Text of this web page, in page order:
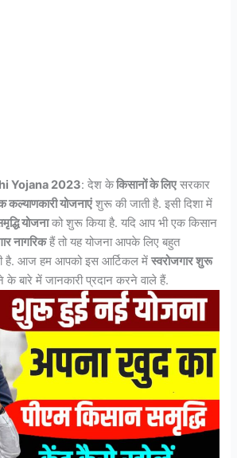
Yojana 2023: देश केकिसानों के लिएसरकार
योजनाएंशुरू की जाती है. इसी दिशा में
योजनाको शुरू किया है. यदि आप भी एक किसान
नागरिकहैं तो यह योजना आपके लिए बहुत
है. आज हम आपको इस आर्टिकल मेंस्वरोजगार शुरू
के बारे में जानकारी प्रदान करने वाले हैं.